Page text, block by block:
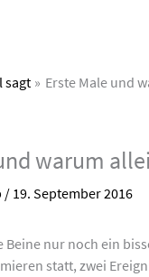
sagt Erste Male und
warum
/ 19. September 2016
nur noch ein
statt, zwei